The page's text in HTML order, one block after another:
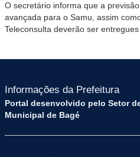
O secretário informa que a
avançada para o Samu, assim
Teleconsulta deverão ser
Informações da Prefeitura
Portal desenvolvido pelo Setor
Municipal de Bagé